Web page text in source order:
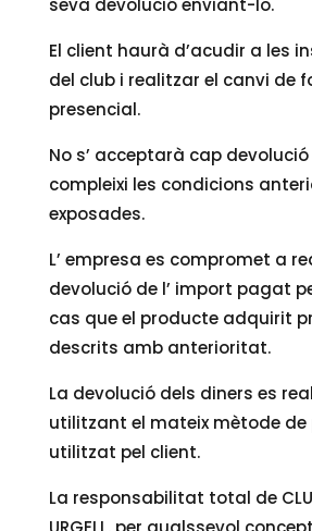
seva devolució enviant-lo.
El client haurà d’acudir a les
del club i realitzar el canvi de
presencial.
No s’ acceptarà cap
compleixi les condicions
exposades.
L’ empresa es compromet a
devolució de l’ import pagat
cas que el producte adquirit
descrits amb anterioritat.
La devolució dels diners es
utilitzant el mateix mètode
utilitzat pel client.
La responsabilitat total de